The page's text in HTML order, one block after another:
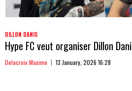
DILLON DANIS
Hype FC veut organiser Dillon
Delacroix Maxime 13 January, 2026 16:28